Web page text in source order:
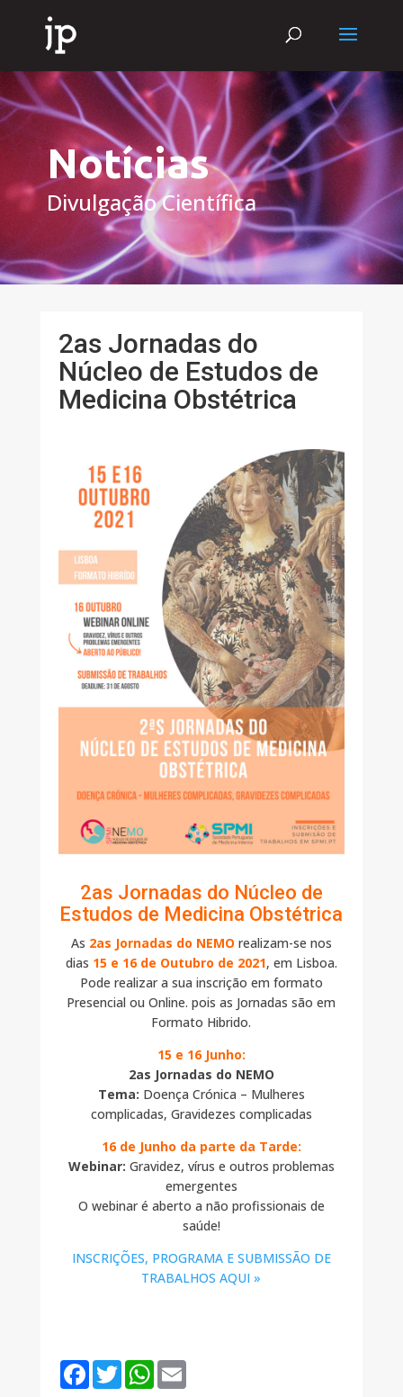
Notícias
Divulgação Científica
2as Jornadas do
Núcleo de Estudos de
Medicina Obstétrica
2as Jornadas do Núcleo de
Estudos de Medicina Obstétrica
As 2as Jornadas do NEMO realizam-se nos
dias 15 e 16 de Outubro de 2021, em Lisboa.
Pode realizar a sua inscrição em formato
Presencial ou Online. pois as Jornadas são em
Formato Hibrido.
15 e 16 Junho:
2as Jornadas do NEMO
Tema: Doença Crónica – Mulheres
complicadas, Gravidezes complicadas
16 de Junho da parte da Tarde:
Webinar: Gravidez, vírus e outros problemas
emergentes
O webinar é aberto a não profissionais de
saúde!
INSCRIÇÕES, PROGRAMA E SUBMISSÃO DE
TRABALHOS AQUI »
F
T
w
W
E